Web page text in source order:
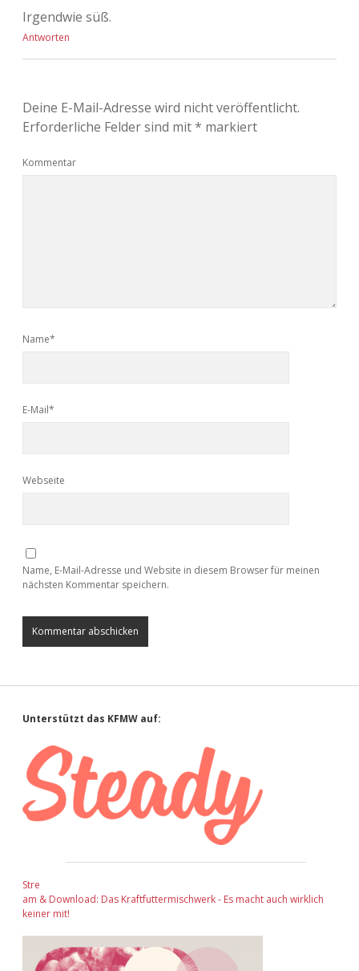
Irgendwie süß.
Antworten
Deine E-Mail-Adresse wird nicht veröffentlicht.
Erforderliche Felder sind mit* markiert
Kommentar
Name*
E-Mail*
Webseite
Name, E-Mail-Adresse und Website in diesem Browser für meinen
nächsten Kommentar speichern.
Sidebar
Unterstützt das KFMW auf:
Stre
am & Download: Das Kraftfuttermischwerk - Es macht auch wirklich
keiner mit!